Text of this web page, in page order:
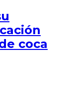
coca